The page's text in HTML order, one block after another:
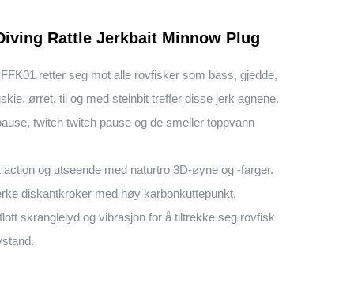
Rattle Jerkbait Minnow Plug
retter seg mot alle rovfisker som bass, gjedde,
ørret, til og med steinbit treffer disse jerk agnene.
twitch twitch pause og de smeller toppvann
og utseende med naturtro 3D-øyne og -farger.
diskantkroker med høy karbonkuttepunkt.
skranglelyd og vibrasjon for å tiltrekke seg rovfisk